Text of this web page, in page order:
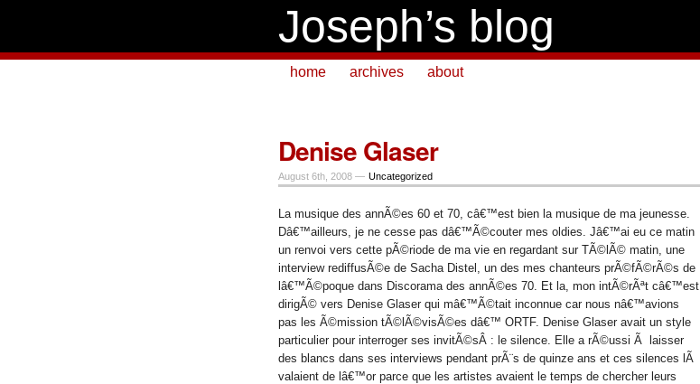
Joseph’s blog
home archives about
Denise Glaser
August 6th, 2008 — Uncategorized
La musique des annÃ©es 60 et 70, câ€™est bien la musique de ma jeunesse.
Dâ€™ailleurs, je ne cesse pas dâ€™Ã©couter mes oldies. Jâ€™ai eu ce matin
un renvoi vers cette pÃ©riode de ma vie en regardant sur TÃ©lÃ© matin, une
interview rediffusÃ©e de Sacha Distel, un des mes chanteurs prÃ©fÃ©rÃ©s de
lâ€™Ã©poque dans Discorama des annÃ©es 70. Et la, mon intÃ©rÃªt câ€™est
dirigÃ© vers Denise Glaser qui mâ€™Ã©tait inconnue car nous nâ€™avions
pas les Ã©mission tÃ©lÃ©visÃ©es dâ€™ ORTF. Denise Glaser avait un style
particulier pour interroger ses invitÃ©sÂ : le silence. Elle a rÃ©ussi Ã laisser
des blancs dans ses interviews pendant prÃ¨s de quinze ans et ces silences lÃ
valaient de lâ€™or parce que les artistes avaient le temps de chercher leurs